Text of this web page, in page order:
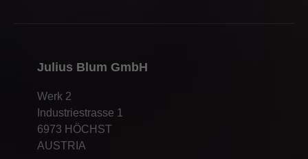
Julius Blum GmbH
Werk 2
Industriestrasse 1
6973 HÖCHST
AUSTRIA